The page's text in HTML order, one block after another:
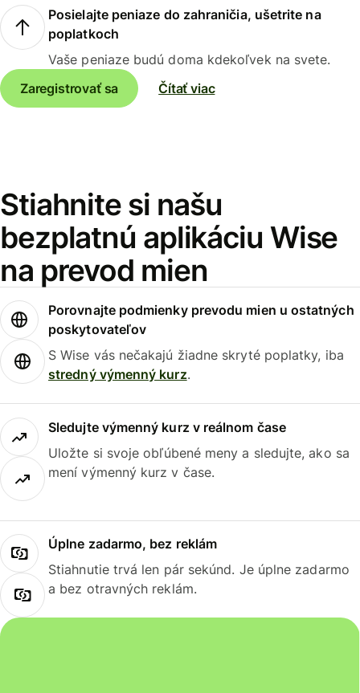
Posielajte peniaze do zahraničia, ušetrite na
poplatkoch
Vaše peniaze budú doma kdekoľvek na svete.
Zaregistrovať sa
Čítať viac
Stiahnite si našu
bezplatnú aplikáciu Wise
na prevod mien
Porovnajte podmienky prevodu mien u ostatných
poskytovateľov
S Wise vás nečakajú žiadne skryté poplatky, iba
stredný výmenný kurz.
Sledujte výmenný kurz v reálnom čase
Uložte si svoje obľúbené meny a sledujte, ako sa
mení výmenný kurz v čase.
Úplne zadarmo, bez reklám
Stiahnutie trvá len pár sekúnd. Je úplne zadarmo
a bez otravných reklám.